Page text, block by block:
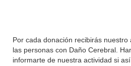
Por cada donación recibirás
las personas con Daño Cerebral.
informarte de nuestra actividad si